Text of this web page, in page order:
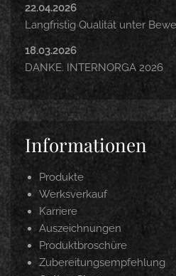
22.04.2026
Langfristig Qualität unter
18.03.2026
DANKE. INTERNORGA 2026
Informationen
Produkte
Werksverkauf
Karriere
Auszeichnungen
Produktbroschüre
Zubereitungsempfehlung